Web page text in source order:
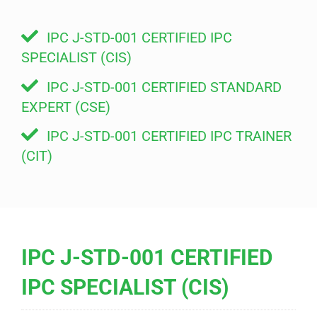
IPC J-STD-001 CERTIFIED IPC
SPECIALIST (CIS)
IPC J-STD-001 CERTIFIED STANDARD
EXPERT (CSE)
IPC J-STD-001 CERTIFIED IPC TRAINER
(CIT)
IPC J-STD-001 CERTIFIED
IPC SPECIALIST (CIS)